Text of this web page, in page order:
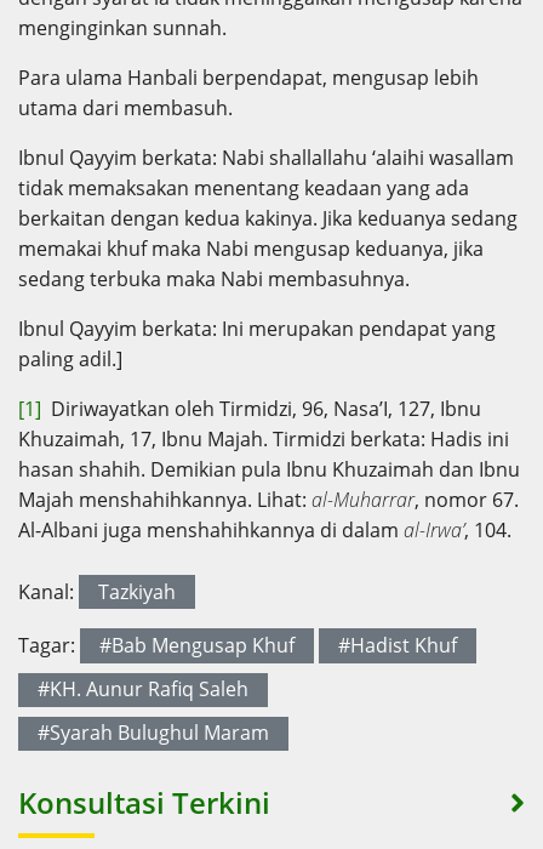
menginginkan sunnah.
Para ulama Hanbali berpendapat, mengusap lebih
utama dari membasuh.
Ibnul Qayyim berkata: Nabi shallallahu ‘alaihi wasallam
tidak memaksakan menentang keadaan yang ada
berkaitan dengan kedua kakinya. Jika keduanya sedang
memakai khuf maka Nabi mengusap keduanya, jika
sedang terbuka maka Nabi membasuhnya.
Ibnul Qayyim berkata: Ini merupakan pendapat yang
paling adil.]
[1] Diriwayatkan oleh Tirmidzi, 96, Nasa’I, 127, Ibnu
Khuzaimah, 17, Ibnu Majah. Tirmidzi berkata: Hadis ini
hasan shahih. Demikian pula Ibnu Khuzaimah dan Ibnu
Majah menshahihkannya. Lihat: al-Muharrar, nomor 67.
Al-Albani juga menshahihkannya di dalam al-Irwa’, 104.
Kanal: Tazkiyah
Tagar: #Bab Mengusap Khuf
#Hadist Khuf
#KH. Aunur Rafiq Saleh
#Syarah Bulughul Maram
Konsultasi Terkini